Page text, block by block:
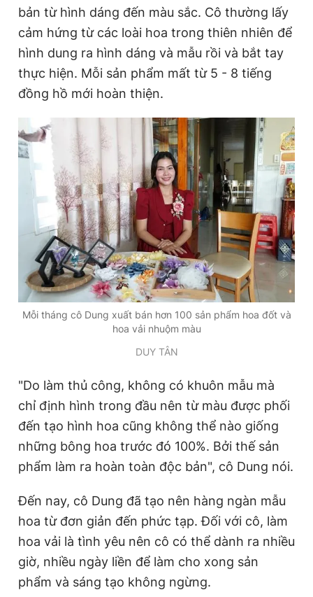
bản từ hình dáng đến màu sắc. Cô thường lấy
cảm hứng từ các loài hoa trong thiên nhiên để
hình dung ra hình dáng và mẫu rồi và bắt tay
thực hiện. Mỗi sản phẩm mất từ 5 - 8 tiếng
đồng hồ mới hoàn thiện.
Mỗi tháng cô Dung xuất bán hơn 100 sản phẩm hoa đốt và
hoa vải nhuộm màu
DUY TÂN
"Do làm thủ công, không có khuôn mẫu mà
chỉ định hình trong đầu nên từ màu được phối
đến tạo hình hoa cũng không thể nào giống
những bông hoa trước đó 100%. Bởi thế sản
phẩm làm ra hoàn toàn độc bản", cô Dung nói.
Đến nay, cô Dung đã tạo nên hàng ngàn mẫu
hoa từ đơn giản đến phức tạp. Đối với cô, làm
hoa vải là tình yêu nên cô có thể dành ra nhiều
giờ, nhiều ngày liền để làm cho xong sản
phẩm và sáng tạo không ngừng.